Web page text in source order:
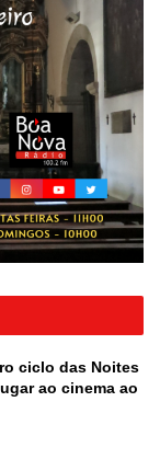
ciclo das Noites
ao cinema ao